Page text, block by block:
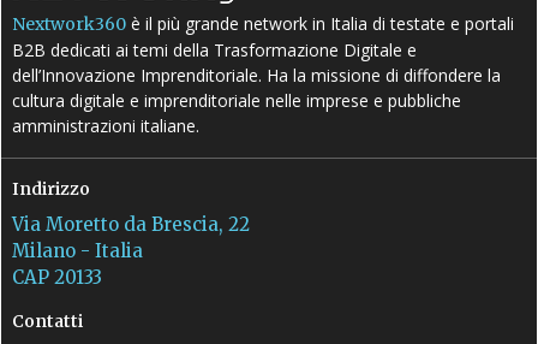
Nextwork360 è il più grande network in Italia di testate e portali
B2B dedicati ai temi della Trasformazione Digitale e
dell’Innovazione Imprenditoriale. Ha la missione di diffondere la
cultura digitale e imprenditoriale nelle imprese e pubbliche
amministrazioni italiane.
Indirizzo
Via Moretto da Brescia, 22
Milano - Italia
CAP 20133
Contatti